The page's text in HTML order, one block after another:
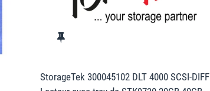
StorageTek 300045102 DLT 4000 SCSI-DIFF